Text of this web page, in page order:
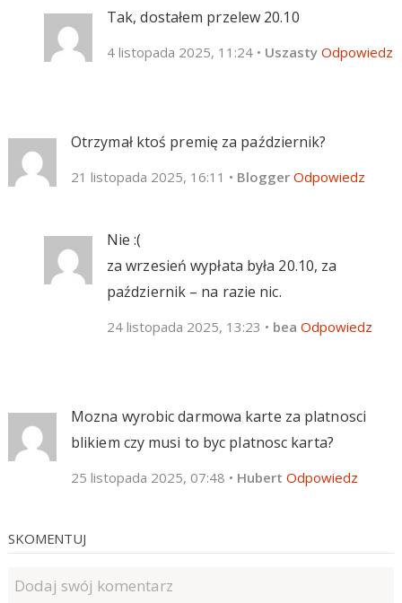
Tak, dostałem przelew 20.10
4 listopada 2025, 11:24 • Uszasty Odpowiedz
Otrzymał ktoś premię za październik?
21 listopada 2025, 16:11 • Blogger Odpowiedz
Nie :(
za wrzesień wypłata była 20.10, za
październik – na razie nic.
24 listopada 2025, 13:23 • bea Odpowiedz
Mozna wyrobic darmowa karte za platnosci
blikiem czy musi to byc platnosc karta?
25 listopada 2025, 07:48 • Hubert Odpowiedz
SKOMENTUJ